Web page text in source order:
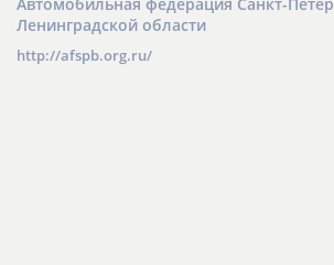
Ленинградской области
http://afspb.org.ru/